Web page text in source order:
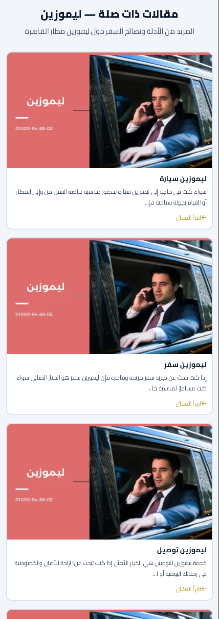
لاين
ليموزين
الشروق
ليموزين
مدينتي
ليموزين
الرحاب
ليموزين
التجمع
الخامس
ليموزين
القاهرة
الجديدة
ليموزين
المقطم
ليموزين
المعادي
ليموزين
العاشر
من
رمضان
ليموزين
الزمالك
ليموزين
المهندسين
ليموزين
مصر
الجديدة
ليموزين
مدينة
نصر
ليموزين
القاهرة
ليموزين
مصر
مقالات ذات صلة — ليموزين
المزيد من الأدلة ونصائح السفر حول ليموزين مطار القاهرة
ليموزين سيارة
سواء كنت في حاجة إلى ليموزين سيارة لحضور مناسبة خاصة التنقل من وإلى المطار
أو القيام بجولة سياحية فإ...
اقرأ المقال
ليموزين سفر
إذا كنت تبحث عن تجربة سفر مريحة وفاخرة فإن ليموزين سفر هو الخيار المثالي سواء
كنت مسافرًا لمناسبة خا...
اقرأ المقال
ليموزين توصيل
خدمة ليموزين التوصيل هي الخيار الأمثل إذا كنت تبحث عن الراحة الأمان والخصوصية
في رحلاتك اليومية أو ا...
اقرأ المقال